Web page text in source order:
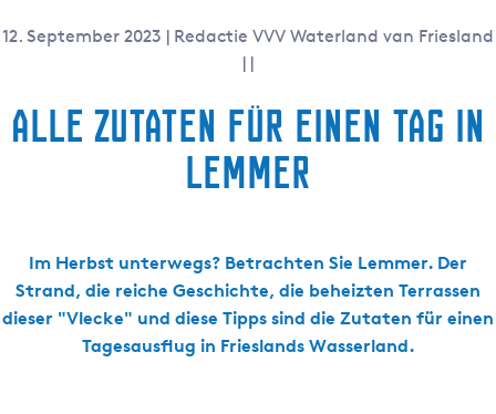
12. September 2023 | Redactie VVV Waterland van Friesland
| |
Alle Zutaten für einen Tag in
Lemmer
Im Herbst unterwegs? Betrachten Sie Lemmer. Der
Strand, die reiche Geschichte, die beheizten Terrassen
dieser "Vlecke" und diese Tipps sind die Zutaten für einen
Tagesausflug in Frieslands Wasserland.